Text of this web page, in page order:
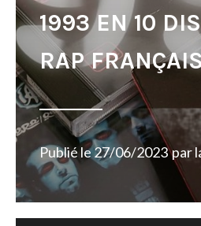
1993 EN 10
RAP
Publié le27/06/2023 par